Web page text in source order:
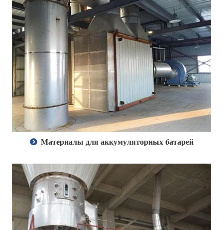
Материалы для аккумуляторных батарей